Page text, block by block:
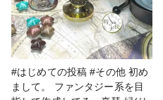
リー部 #ピアス #イヤリング
#はじめての投稿 #その他 初め
まして。 ファンタジー系を目